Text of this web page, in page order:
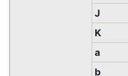
J
K
a
b